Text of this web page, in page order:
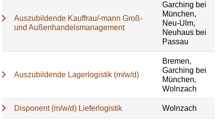
Auszubildende Kauffrau/-mann Groß-
und Außenhandelsmanagement
Garching bei
München,
Neu-Ulm,
Neuhaus bei
Passau
Auszubildende Lagerlogistik (m/w/d)
Bremen,
Garching bei
München,
Wolnzach
Disponent (m/w/d) Lieferlogistik Wolnzach